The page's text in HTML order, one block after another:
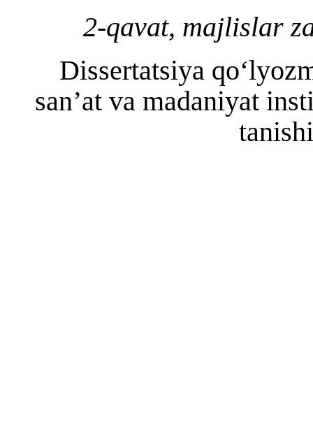
2-qavat, majlislar
Dissertatsiya
san’at va madaniyat